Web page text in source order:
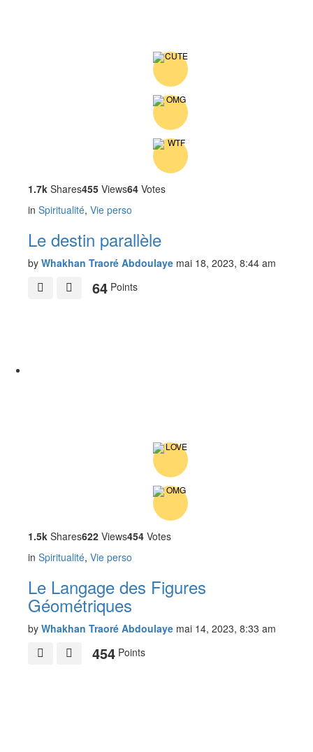
1.7k Shares455 Views64 Votes
in Spiritualité, Vie perso
Le destin parallèle
by Whakhan Traoré Abdoulaye mai 18, 2023, 8:44 am
64 Points
1.5k Shares622 Views454 Votes
in Spiritualité, Vie perso
Le Langage des Figures
Géométriques
by Whakhan Traoré Abdoulaye mai 14, 2023, 8:33 am
454 Points